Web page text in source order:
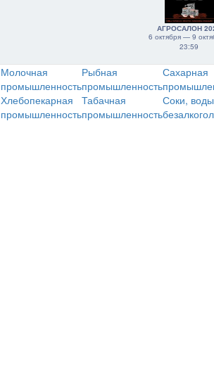
АГРОСАЛОН
6 октября — 9
23:59
Молочная
промышленность
Рыбная
промышленность
Сахарная
Хлебопекарная
промышленность
Табачная
промышленность
Соки,